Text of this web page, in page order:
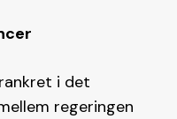
i det
regeringen